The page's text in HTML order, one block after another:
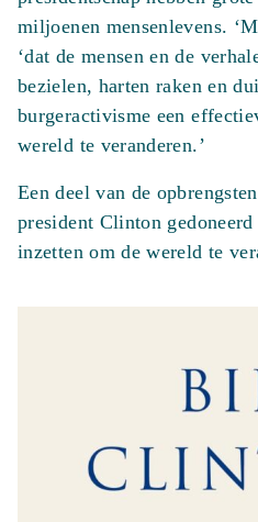
miljoenen mensenlevens.
‘dat de mensen en de
bezielen, harten raken en
burgeractivisme een
wereld te veranderen.’
Een deel van de
president Clinton
inzetten om de wereld te